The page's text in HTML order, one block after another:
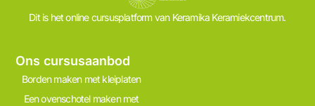
Dit is het online cursusplatform van Keramika Keramiekcentrum.
Ons cursusaanbod
Borden maken met kleiplaten
Een ovenschotel maken met